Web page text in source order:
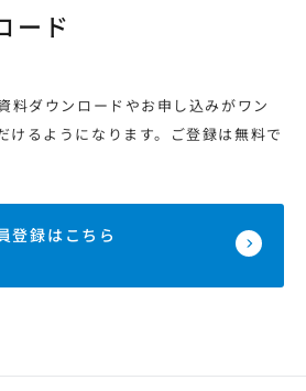
ード
料ダウンロードやお申し込みがワン
けるようになります。ご登録は無料で
登録はこちら